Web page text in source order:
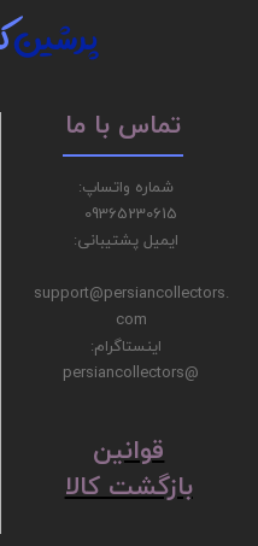
پرشین
شماره واتساپ:
09365230615
ایمیل پشتیبانی:
support@persiancollectors.
com
اینستاگرام:
@persiancollectors
تماس با ما
ق​​​​​​​وانین
بازگشت کالا